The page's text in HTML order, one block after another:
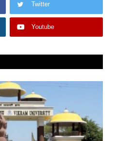
Twitter
Youtube